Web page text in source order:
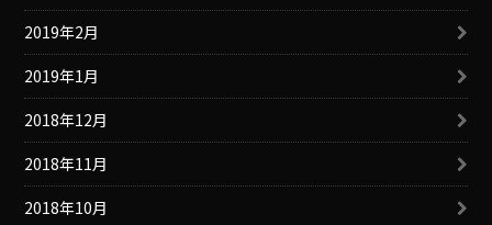
2019年2月
2019年1月
2018年12月
2018年11月
2018年10月